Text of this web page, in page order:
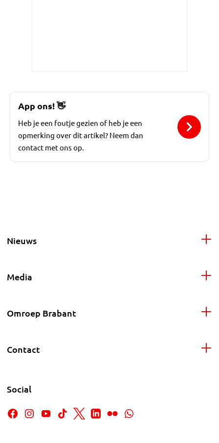
App ons!👋
Heb je een foutje gezien of heb je een
opmerking over dit artikel? Neem dan
contact met ons op.
Nieuws
Media
Omroep Brabant
Contact
Social